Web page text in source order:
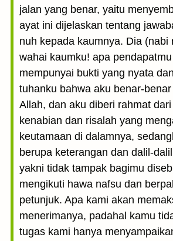
jalan yang benar, yaitu
ayat ini dijelaskan tentang
nuh kepada kaumnya. Dia (nabi
wahai kaumku! apa
mempunyai bukti yang nyata
tuhanku bahwa aku benar-
Allah, dan aku diberi rahmat
kenabian dan risalah yang
keutamaan di dalamnya,
berupa keterangan dan dalil-
yakni tidak tampak bagimu
mengikuti hawa nafsu dan
petunjuk. Apa kami akan
menerimanya, padahal kamu
tugas kami hanya